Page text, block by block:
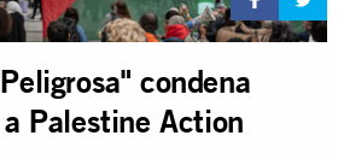
condena
Palestine Action